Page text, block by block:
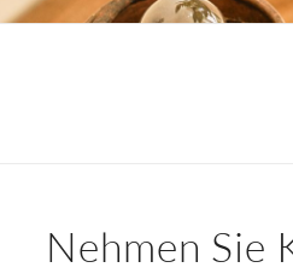
Nehmen Sie